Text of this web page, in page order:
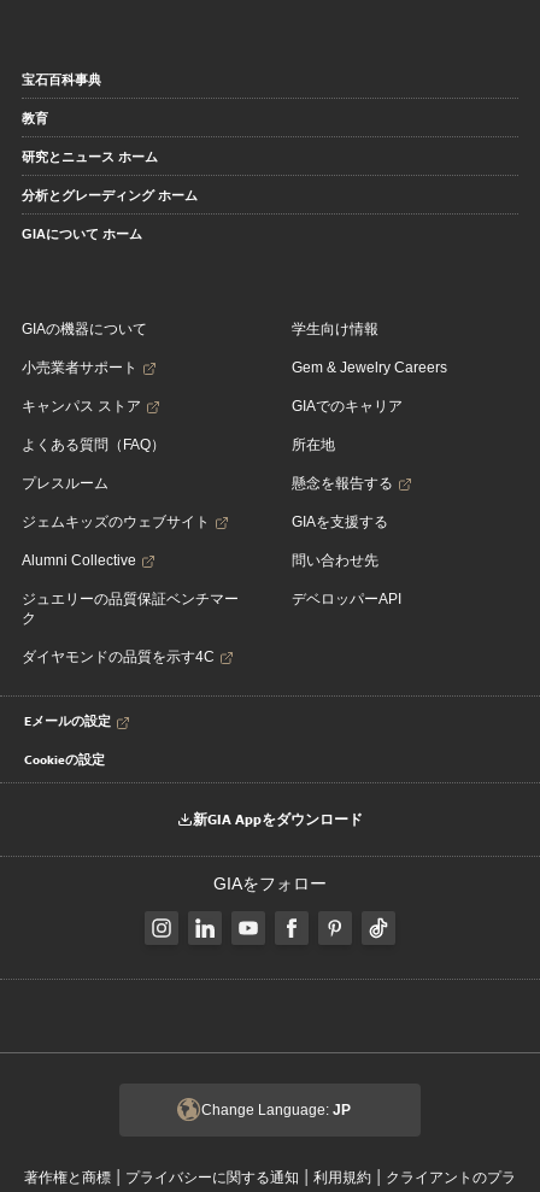
宝石百科事典
教育
研究とニュース ホーム
分析とグレーディング ホーム
GIAについて ホーム
GIAの機器について
小売業者サポート
キャンパス ストア
よくある質問（FAQ）
プレスルーム
ジェムキッズのウェブサイト
Alumni Collective
ジュエリーの品質保証ベンチマー
ク
ダイヤモンドの品質を示す4C
学生向け情報
Gem & Jewelry Careers
GIAでのキャリア
所在地
懸念を報告する
GIAを支援する
問い合わせ先
デベロッパーAPI
Eメールの設定
Cookieの設定
新GIA Appをダウンロード
GIAをフォロー
Change Language: JP
著作権と商標 | プライバシーに関する通知 | 利用規約 | クライアントのプラ